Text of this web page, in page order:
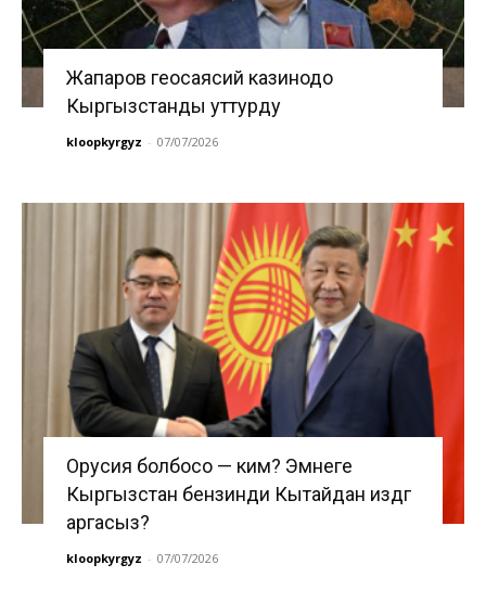
Жапаров геосаясий казинодо
Кыргызстанды уттурду
kloopkyrgyz - 07/07/2026
Орусия болбосо — ким? Эмнеге
Кыргызстан бензинди Кытайдан издөөгө
аргасыз?
kloopkyrgyz - 07/07/2026